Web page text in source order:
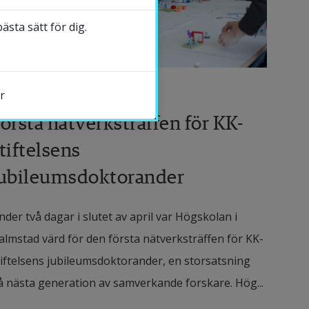
nätverksträffen för KK-
två dagar i slutet av april var Högskolan i
värd för den första nätverksträffen för KK-
jubileumsdoktorander, en storsatsning
nästa generation av samverkande forskare. Hög...
sätt för dig.